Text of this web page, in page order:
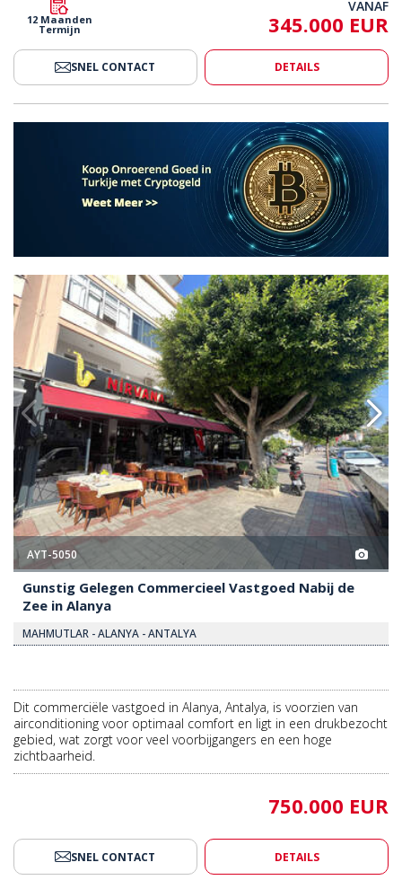
12 Maanden
Termijn 345.000 EUR
SNEL CONTACT DETAILS
Vastgoed Nabij De Zee In Alanya 2 Gunstig Gelegen Commercieel
AYT-5050
Gunstig Gelegen Commercieel Vastgoed Nabij de
Zee in Alanya
Dit commerciële vastgoed in Alanya, Antalya, is voorzien van
airconditioning voor optimaal comfort en ligt in een drukbezocht
gebied, wat zorgt voor veel voorbijgangers en een hoge
zichtbaarheid.
750.000 EUR